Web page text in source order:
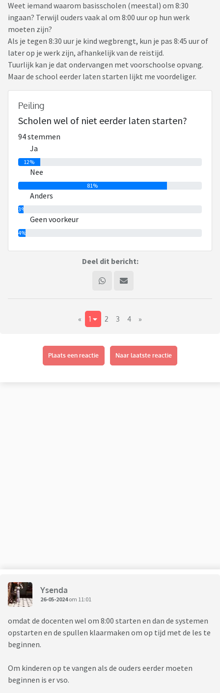
Weet iemand waarom basisscholen (meestal) om 8:30
ingaan? Terwijl ouders vaak al om 8:00 uur op hun werk
moeten zijn?
Als je tegen 8:30 uur je kind wegbrengt, kun je pas 8:45 uur of
later op je werk zijn, afhankelijk van de reistijd.
Tuurlijk kan je dat ondervangen met voorschoolse opvang.
Maar de school eerder laten starten lijkt me voordeliger.
Peiling
Scholen wel of niet eerder laten starten?
94 stemmen
Ja
12%
Nee
81%
Anders
3%
Geen voorkeur
4%
Deel dit bericht:
« 1 2 3 4 »
Plaats een reactie Naar laatste reactie
Ysenda
26-05-2024om 11:01
omdat de docenten wel om 8:00 starten en dan de systemen
opstarten en de spullen klaarmaken om op tijd met de les te
beginnen.
Om kinderen op te vangen als de ouders eerder moeten
beginnen is er vso.